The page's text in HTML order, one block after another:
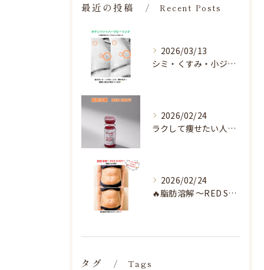
最近の投稿 Recent Posts
2026/03/13
シミ・くすみ・小ジワ・毛穴🌀
2026/02/24
ラクして痩せたい人へ♡
2026/02/24
🔥脂肪溶解 〜RED SHOT〜🔥
タグ Tags